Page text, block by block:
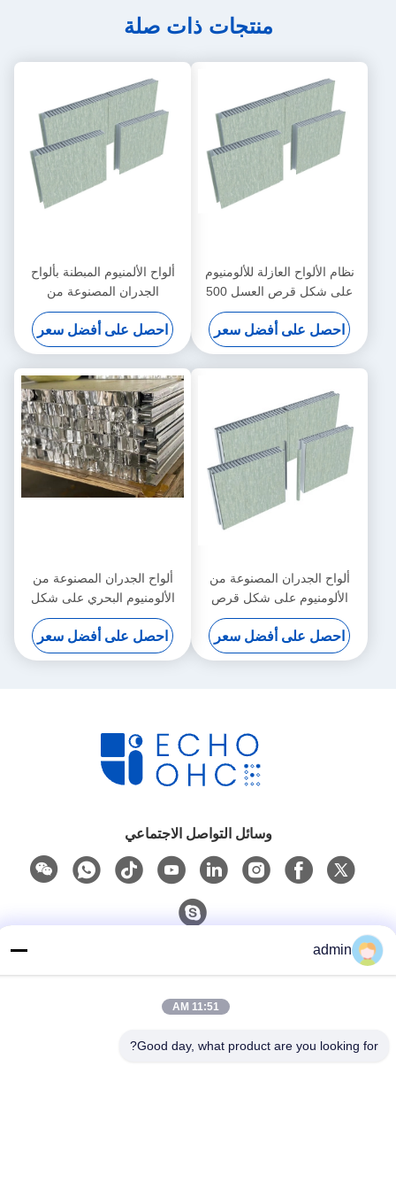
منتجات ذات صلة
نظام الألواح العازلة للألومنيوم
على شكل قرص العسل 500
مم
احصل على أفضل سعر
ألواح الألمنيوم المبطنة بألواح
الجدران المصنوعة من
الألومونيوم PVC التصفيح 25 مم
احصل على أفضل سعر
ألواح الجدران المصنوعة من
الألومنيوم على شكل قرص
العسل ألواح الألمنيوم المعزولة
بالحائط 50 مم
احصل على أفضل سعر
ألواح الجدران المصنوعة من
الألومنيوم البحري على شكل
قرص العسل
احصل على أفضل سعر
وسائل التواصل الاجتماعي
86- 0755-00000000-0296
البريد الإلكتروني
admin
11:51 AM
Good day, what product are you looking for?